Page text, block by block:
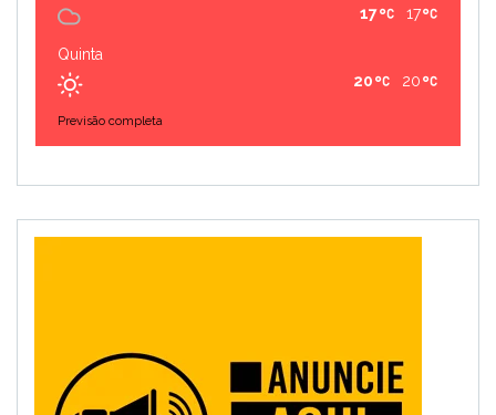
17
17
Quinta
20
20
Previsão completa